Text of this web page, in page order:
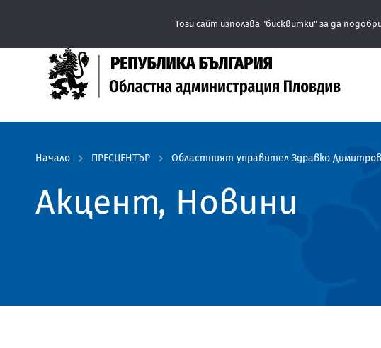
Начало ПРЕСЦЕНТЪР Областният управител Здравко
Акцент, Новини
Този сайт използва "бисквитки" за да